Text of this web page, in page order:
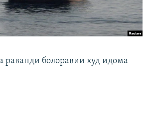
раванди болоравии худ идома